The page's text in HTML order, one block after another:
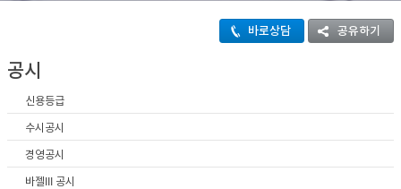
킹레
이어
바로상담 공유하기
공시
신용등급
수시공시
경영공시
바젤III 공시